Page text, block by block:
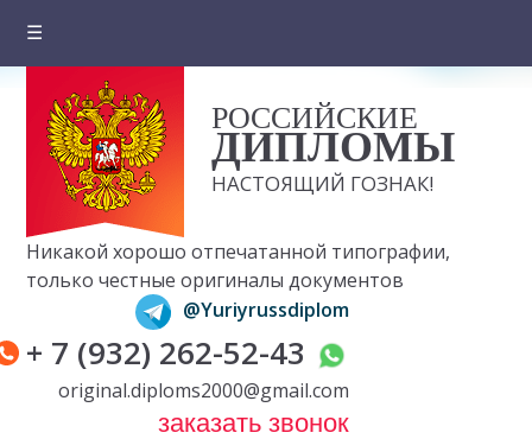
☰
О компании
Цены на документы
Вопросы и ответы
Отзывы клиентов
Оплата и доставка
Контакты
РОССИЙСКИЕ
ДИПЛОМЫ
НАСТОЯЩИЙ ГОЗНАК!
Никакой хорошо отпечатанной типографии,
только честные оригиналы документов
@Yuriyrussdiplom
+ 7 (932) 262-52-43
original.diploms2000@gmail.com
заказать звонок